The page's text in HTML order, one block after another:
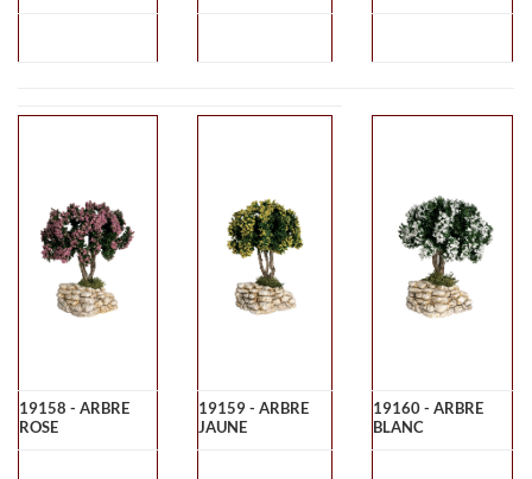
19158 - ARBRE
ROSE
19159 - ARBRE
JAUNE
19160 - ARBRE
BLANC